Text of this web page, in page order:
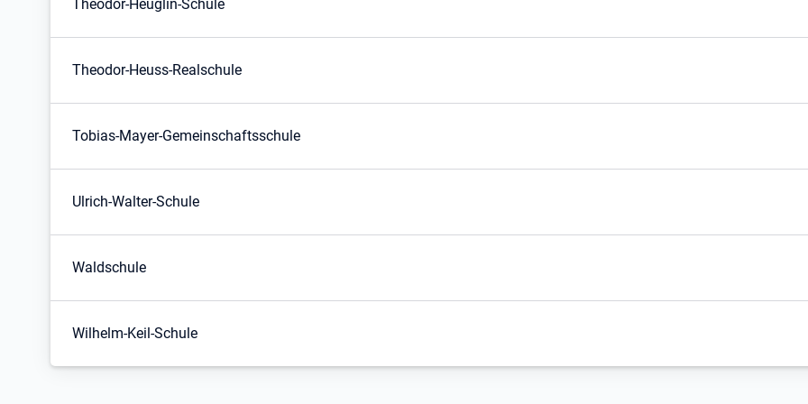
Theodor-Heuglin-Schule
Theodor-Heuss-Realschule
Tobias-Mayer-Gemeinschaftsschule
Ulrich-Walter-Schule
Waldschule
Wilhelm-Keil-Schule